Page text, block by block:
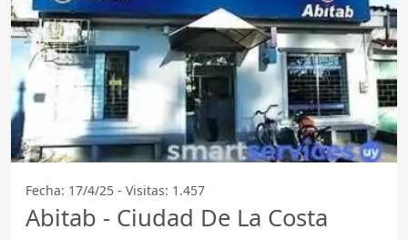
Fecha: 17/4/25 - Visitas: 1.457
Abitab - Ciudad De La Costa